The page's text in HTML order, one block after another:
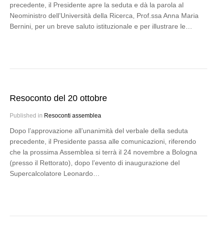
precedente, il Presidente apre la seduta e dà la parola al
Neoministro dell’Università della Ricerca, Prof.ssa Anna Maria
Bernini, per un breve saluto istituzionale e per illustrare le…
Resoconto del 20 ottobre
Published in Resoconti assemblea
Dopo l’approvazione all’unanimità del verbale della seduta
precedente, il Presidente passa alle comunicazioni, riferendo
che la prossima Assemblea si terrà il 24 novembre a Bologna
(presso il Rettorato), dopo l’evento di inaugurazione del
Supercalcolatore Leonardo…